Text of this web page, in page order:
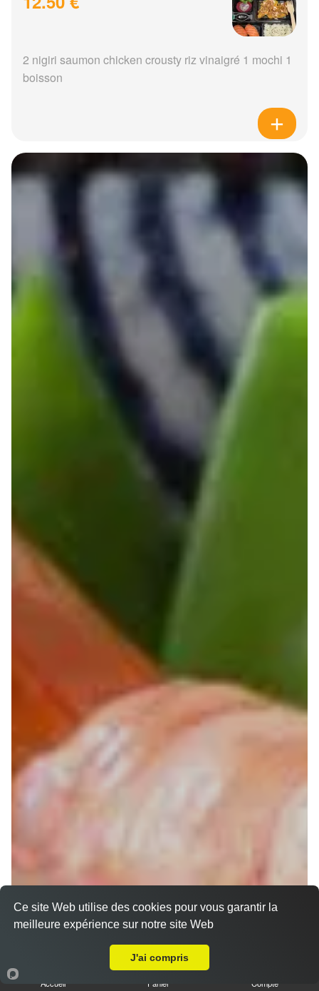
2 nigiri saumon chicken crousty riz vinaigré 1 mochi 1
boisson
Chirashi
Accueil Panier Compte
Ce site Web utilise des cookies pour vous garantir la
meilleure expérience sur notre site Web
J'ai compris